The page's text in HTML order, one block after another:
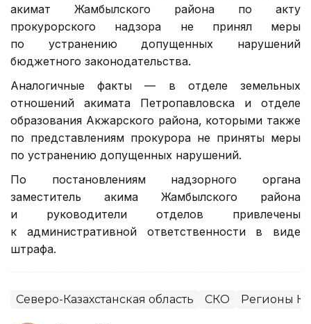
акимат Жамбылского района по акту
прокурорского надзора не принял меры
по устранению допущенных нарушений
бюджетного законодательства.
Аналогичные факты — в отделе земельных
отношений акимата Петропавловска и отделе
образования Акжарского района, которыми также
по представлениям прокурора не приняты меры
по устранению допущенных нарушений.
По постановлениям надзорного органа
заместитель акима Жамбылского района
и руководители отделов привлечены
к административной ответственности в виде
штрафа.
Северо-Казахстанская область СКО Регионы